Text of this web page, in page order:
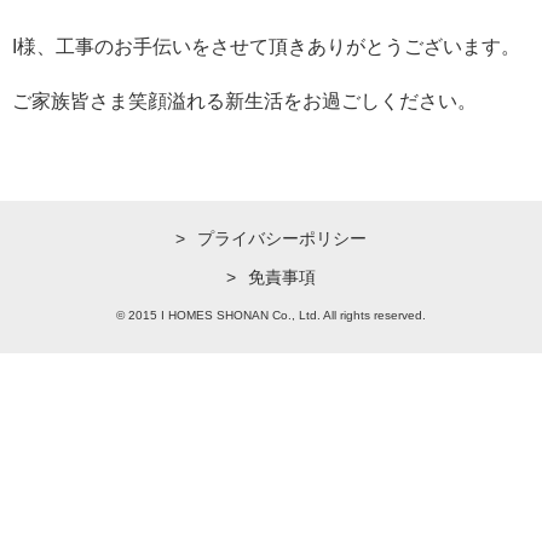
I様、工事のお手伝いをさせて頂きありがとうございます。
ご家族皆さま笑顔溢れる新生活をお過ごしください。
プライバシーポリシー
免責事項
© 2015 I HOMES SHONAN Co., Ltd. All rights reserved.